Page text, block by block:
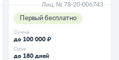
Лиц. № 78-20-006743
Первый бесплатно
Сумма
до 100 000 ₽
Срок
до 180 дней